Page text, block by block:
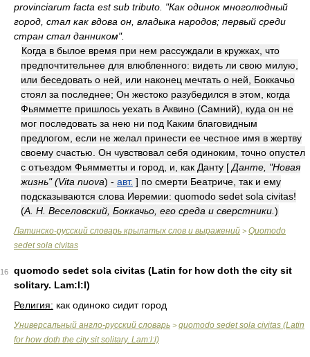
provinciarum facta est sub tributo. "Как одинок многолюдный
город, стал как вдова он, владыка народов; первый среди
стран стал данником".
Когда в былое время при нем рассуждали в кружках, что
предпочтительнее для влюбленного: видеть ли свою милую,
или беседовать о ней, или наконец мечтать о ней, Боккачьо
стоял за последнее; Он жестоко разубедился в этом, когда
Фьямметте пришлось уехать в Аквино (Самний), куда он не
мог последовать за нею ни под Каким благовидным
предлогом, если не желал принести ее честное имя в жертву
своему счастью. Он чувствовал себя одиноким, точно опустел
с отъездом Фьямметты и город, и, как Данту [ Данте, "Новая
жизнь" (Vita nuova) - авт. ] по смерти Беатриче, так и ему
подсказываются слова Иеремии: quomodo sedet sola civitas!
(А. Н. Веселовский, Боккачьо, его среда и сверстники. )
Латинско-русский словарь крылатых слов и выражений > Quomodo
sedet sola civitas
16
quomodo sedet sola civitas (Latin for how doth the city sit
solitary. Lam:l:l)
Религия: как одиноко сидит город
Универсальный англо-русский словарь > quomodo sedet sola civitas (Latin
for how doth the city sit solitary. Lam:l:l)